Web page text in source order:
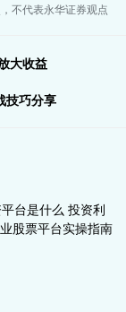
不代表永华证券观点
大收益
技巧分享